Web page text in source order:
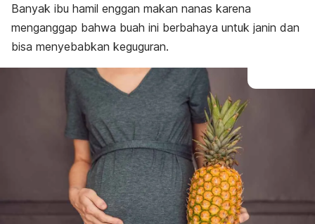
Perhatian khusus
Banyak ibu hamil enggan makan nanas karena
menganggap bahwa buah ini berbahaya untuk janin dan
bisa menyebabkan keguguran.